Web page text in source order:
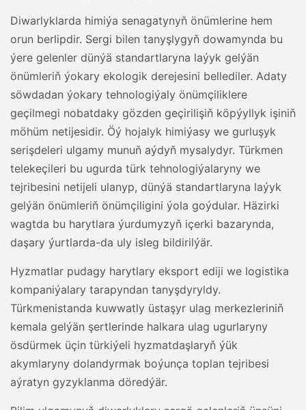
Diwarlyklarda himiýa senagatynyň önümlerine hem
orun berlipdir. Sergi bilen tanyşlygyň dowamynda bu
ýere gelenler dünýä standartlaryna laýyk gelýän
önümleriň ýokary ekologik derejesini bellediler. Adaty
söwdadan ýokary tehnologiýaly önümçiliklere
geçilmegi nobatdaky gözden geçirilişiň köpýyllyk işiniň
möhüm netijesidir. Öý hojalyk himiýasy we gurluşyk
serişdeleri ulgamy munuň aýdyň mysalydyr. Türkmen
telekeçileri bu ugurda türk tehnologiýalaryny we
tejribesini netijeli ulanyp, dünýä standartlaryna laýyk
gelýän önümleriň önümçiligini ýola goýdular. Häzirki
wagtda bu harytlara ýurdumyzyň içerki bazarynda,
daşary ýurtlarda-da uly isleg bildirilýär.
Hyzmatlar pudagy harytlary eksport ediji we logistika
kompaniýalary tarapyndan tanyşdyryldy.
Türkmenistanda kuwwatly üstaşyr ulag merkezleriniň
kemala gelýän şertlerinde halkara ulag ugurlaryny
ösdürmek üçin türkiýeli hyzmatdaşlaryň ýük
akymlaryny dolandyrmak boýunça toplan tejribesi
aýratyn gyzyklanma döredýär.